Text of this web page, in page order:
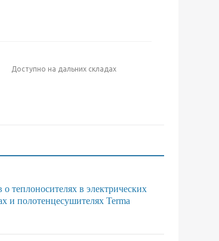
Доступно на дальних складах
о теплоносителях в электрических
и полотенцесушителях Terma